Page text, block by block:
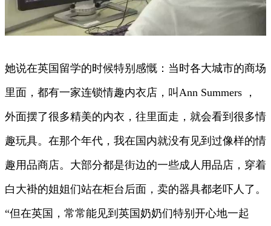
她说在英国留学的时候特别感慨：当时各大城市的商场
里面，都有一家连锁情趣内衣店，叫Ann Summers ，
外面摆了很多精美的内衣，往里面走，就会看到很多情
趣玩具。在那个年代，我在国内就没有见到过像样的情
趣用品商店。大部分都是街边的一些成人用品店，穿着
白大褂的姐姐们站在柜台后面，卖的器具都老吓人了。
“但在英国，常常能见到英国奶奶们特别开心地一起